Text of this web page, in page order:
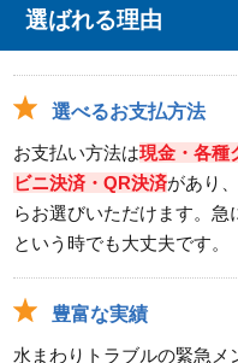
選ばれる理由
選べるお支払方法
お支払い方法は現金・各種
ビニ決済・QR決済があり
らお選びいただけます。急
という時でも大丈夫です。
豊富な実績
水まわりトラブルの緊急